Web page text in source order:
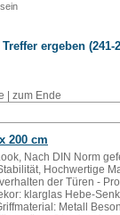
Treffer ergeben (241-
zum Ende
200 cm
Nach DIN Norm
Hochwertige
der Türen -
klarglas Hebe-
Metall